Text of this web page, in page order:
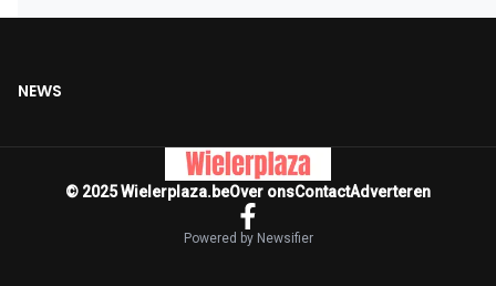
NEWS
© 2025 Wielerplaza.beOver onsContactAdverteren
Powered by Newsifier